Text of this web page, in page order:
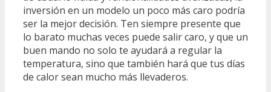
inversión en un modelo un poco más caro podría
ser la mejor decisión. Ten siempre presente que
lo barato muchas veces puede salir caro, y que un
buen mando no solo te ayudará a regular la
temperatura, sino que también hará que tus días
de calor sean mucho más llevaderos.